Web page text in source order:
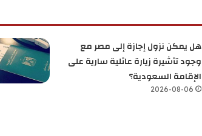
هل يمكن نزول إجازة إلى مصر مع
وجود تأشيرة زيارة عائلية سارية على
الإقامة السعودية؟
2026-08-06